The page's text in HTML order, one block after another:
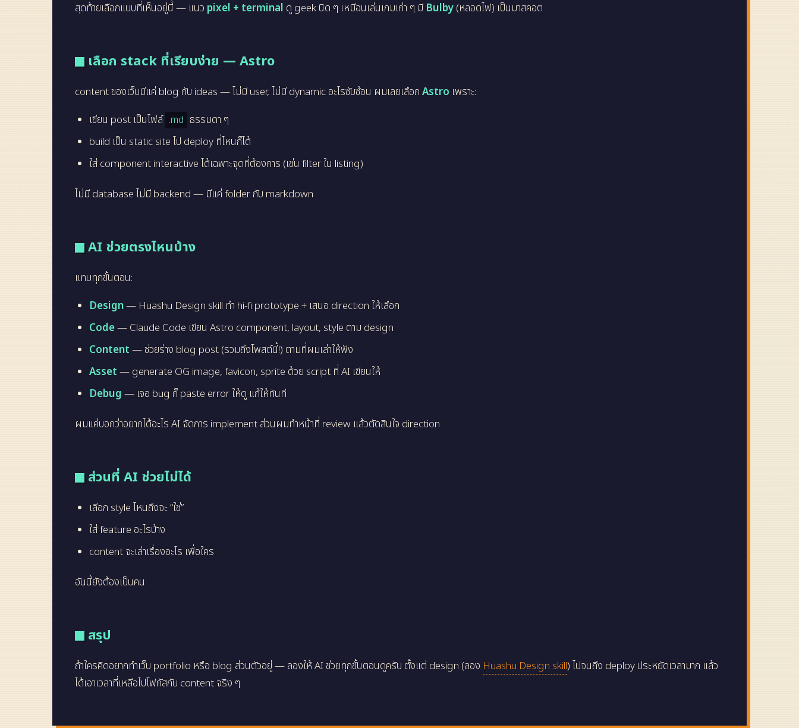
สุดท้ายเลือกแบบที่เห็นอยู่นี้ — แนว pixel + terminal ดู geek นิด ๆ เหมือนเล่นเกมเก่า ๆ มี Bulby(หลอดไฟ) เป็นมาสคอต
เลือก stack ที่เรียบง่าย — Astro
content ของเว็บมีแค่ blog กับ ideas — ไม่มี user, ไม่มี dynamic อะไรซับซ้อน ผมเลยเลือกAstro เพราะ:
เขียน post เป็นไฟล์ .md ธรรมดา ๆ
build เป็น static site ไป deploy ที่ไหนก็ได้
ใส่ component interactive ได้เฉพาะจุดที่ต้องการ (เช่น filter ใน listing)
ไม่มี database ไม่มี backend — มีแค่ folder กับ markdown
AI ช่วยตรงไหนบ้าง
แทบทุกขั้นตอน:
Design— Huashu Design skill ทำ hi-fi prototype + เสนอ direction ให้เลือก
Code— Claude Code เขียน Astro component, layout, style ตาม design
Content— ช่วยร่าง blog post (รวมถึงโพสต์นี้!) ตามที่ผมเล่าให้ฟัง
Asset— generate OG image, favicon, sprite ด้วย script ที่ AI เขียนให้
Debug— เจอ bug ก็ paste error ให้ดู แก้ให้ทันที
ผมแค่บอกว่าอยากได้อะไร AI จัดการ implement ส่วนผมทำหน้าที่ review แล้วตัดสินใจ direction
ส่วนที่ AI ช่วยไม่ได้
เลือก style ไหนถึงจะ “ใช่”
ใส่ feature อะไรบ้าง
content จะเล่าเรื่องอะไร เพื่อใคร
อันนี้ยังต้องเป็นคน
สรุป
ถ้าใครคิดอยากทำเว็บ portfolio หรือ blog ส่วนตัวอยู่ — ลองให้ AI ช่วยทุกขั้นตอนดูครับ ตั้งแต่ design (ลอง Huashu Design skill) ไปจนถึง deploy ประหยัดเวลามาก แล้ว
ได้เอาเวลาที่เหลือไปโฟกัสกับ content จริง ๆ